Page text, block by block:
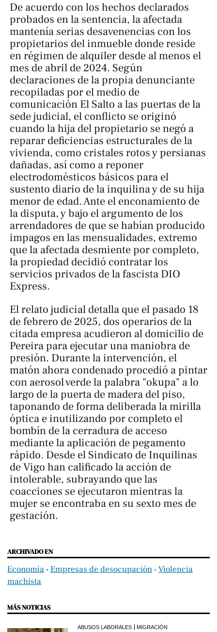
De acuerdo con los hechos declarados
probados en la sentencia, la afectada
mantenía serias desavenencias con los
propietarios del inmueble donde reside
en régimen de alquiler desde al menos el
mes de abril de 2024. Según
declaraciones de la propia denunciante
recopiladas por el medio de
comunicación El Salto a las puertas de la
sede judicial, el conflicto se originó
cuando la hija del propietario se negó a
reparar deficiencias estructurales de la
vivienda, como cristales rotos y persianas
dañadas, así como a reponer
electrodomésticos básicos para el
sustento diario de la inquilina y de su hija
menor de edad. Ante el enconamiento de
la disputa, y bajo el argumento de los
arrendadores de que se habían producido
impagos en las mensualidades, extremo
que la afectada desmiente por completo,
la propiedad decidió contratar los
servicios privados de la fascista DIO
Express.
El relato judicial detalla que el pasado 18
de febrero de 2025, dos operarios de la
citada empresa acudieron al domicilio de
Pereira para ejecutar una maniobra de
presión. Durante la intervención, el
matón ahora condenado procedió a pintar
con aerosol verde la palabra "okupa" a lo
largo de la puerta de madera del piso,
taponando de forma deliberada la mirilla
óptica e inutilizando por completo el
bombín de la cerradura de acceso
mediante la aplicación de pegamento
rápido. Desde el Sindicato de Inquilinas
de Vigo han calificado la acción de
intolerable, subrayando que las
coacciones se ejecutaron mientras la
mujer se encontraba en su sexto mes de
gestación.
ARCHIVADO EN
Economía ‧ Empresas de desocupación ‧ Violencia
machista
MÁS NOTICIAS
ABUSOS LABORALES MIGRACIÓN